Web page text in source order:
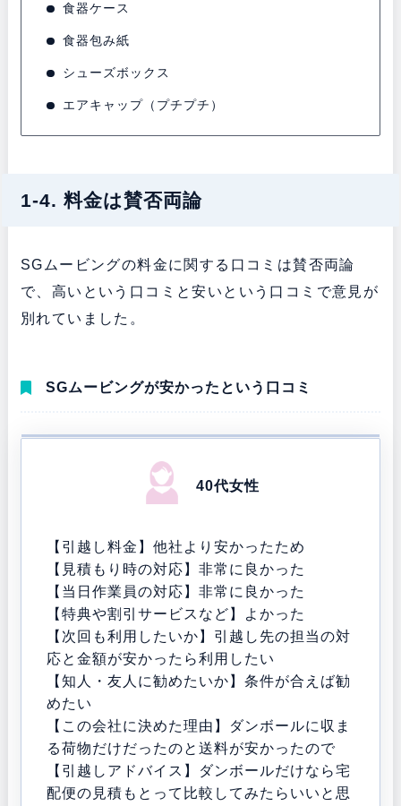
食器ケース
食器包み紙
シューズボックス
エアキャップ（プチプチ）
1-4. 料金は賛否両論
SGムービングの料金に関する口コミは賛否両論
で、高いという口コミと安いという口コミで意見が
別れていました。
SGムービングが安かったという口コミ
40代女性
【引越し料金】 他社より安かったため
【見積もり時の対応】 非常に良かった
【当日作業員の対応】 非常に良かった
【特典や割引サービスなど】
よかった
【次回も利用したいか】 引越し先の担当の対
応と金額が安かったら利用したい
【知人・友人に勧めたいか】 条件が合えば勧
めたい
【この会社に決めた理由】
ダンボールに収ま
る荷物だけだったのと送料が安かったので
【引越しアドバイス】
ダンボールだけなら宅
配便の見積もとって比較してみたらいいと思